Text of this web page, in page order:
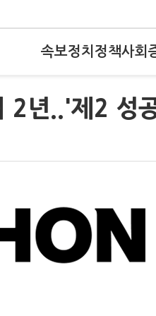
속보정치 정책사회
2년..'제2 성